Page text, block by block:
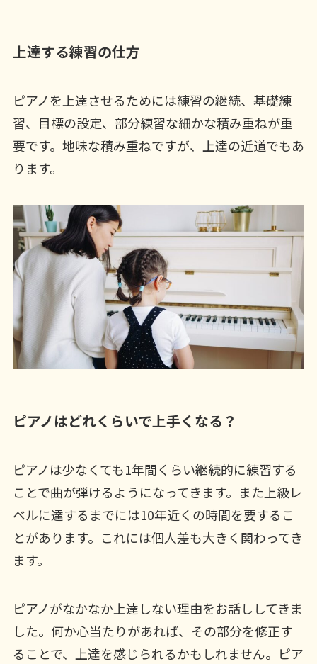
上達する練習の仕方
ピアノを上達させるためには練習の継続、基礎練
習、目標の設定、部分練習な細かな積み重ねが重
要です。地味な積み重ねですが、上達の近道でもあ
ります。
ピアノはどれくらいで上手くなる？
ピアノは少なくても1年間くらい継続的に練習する
ことで曲が弾けるようになってきます。また上級レ
ベルに達するまでには10年近くの時間を要するこ
とがあります。これには個人差も大きく関わってき
ます。
ピアノがなかなか上達しない理由をお話ししてきま
した。何か心当たりがあれば、その部分を修正す
ることで、上達を感じられるかもしれません。ピア